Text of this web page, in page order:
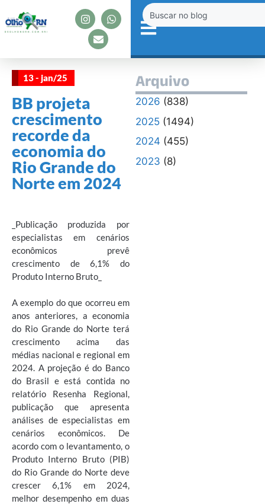
13 - jan/25
BB projeta
crescimento
recorde da
economia do
Rio Grande do
Norte em 2024
_Publicação produzida por
especialistas em cenários
econômicos prevê
crescimento de 6,1% do
Produto Interno Bruto_
A exemplo do que ocorreu em
anos anteriores, a economia
do Rio Grande do Norte terá
crescimento acima das
médias nacional e regional em
2024. A projeção é do Banco
do Brasil e está contida no
relatório Resenha Regional,
publicação que apresenta
análises de especialistas em
cenários econômicos. De
acordo com o levantamento, o
Produto Interno Bruto (PIB)
do Rio Grande do Norte deve
crescer 6,1% em 2024,
melhor desempenho em duas
Arquivo
2026 (838)
2025(1494)
2024 (455)
2023 (8)